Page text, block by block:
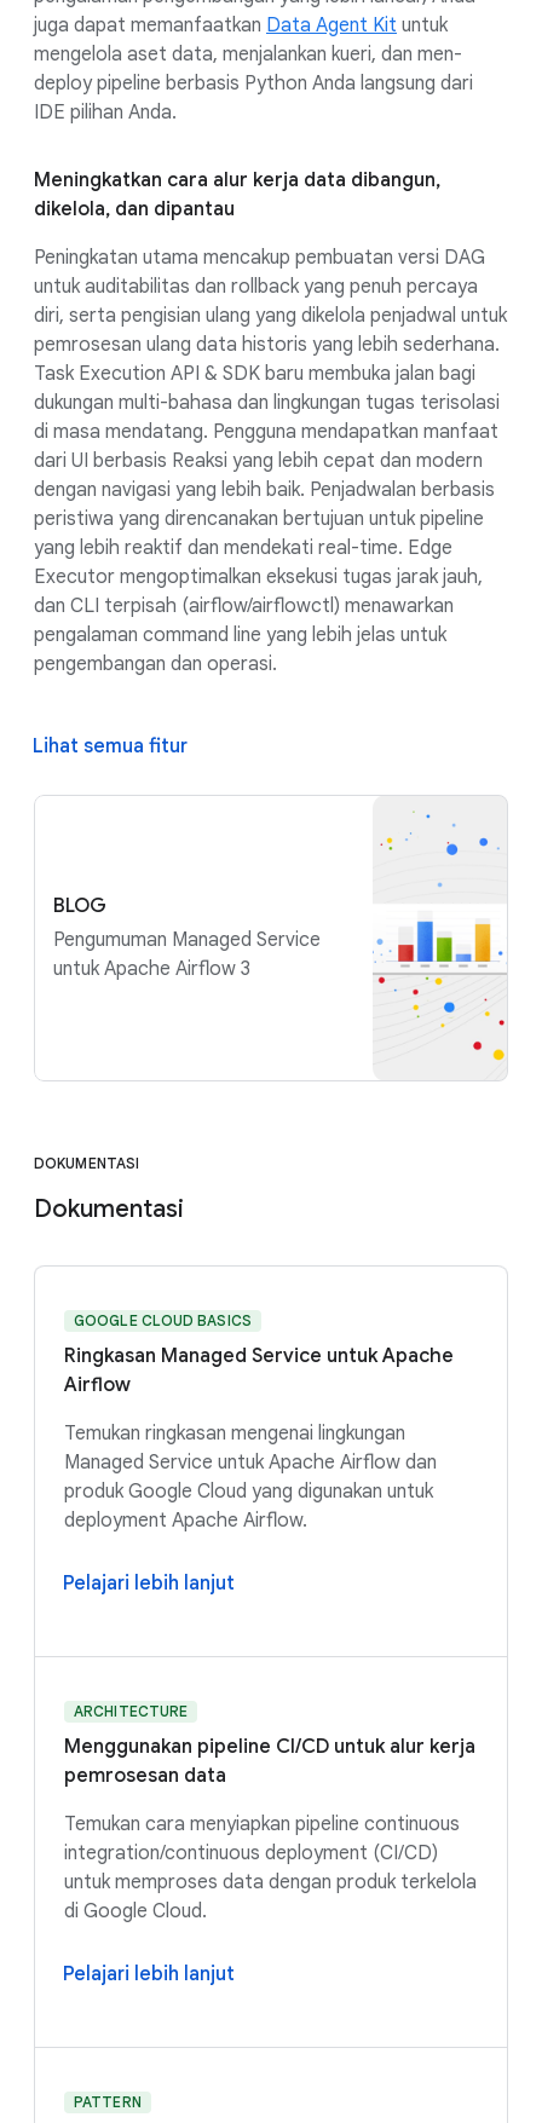
juga dapat memanfaatkan Data Agent Kit untuk
mengelola aset data, menjalankan kueri, dan men-
deploy pipeline berbasis Python Anda langsung dari
IDE pilihan Anda.
Meningkatkan cara alur kerja data dibangun,
dikelola, dan dipantau
Peningkatan utama mencakup pembuatan versi DAG
untuk auditabilitas dan rollback yang penuh percaya
diri, serta pengisian ulang yang dikelola penjadwal untuk
pemrosesan ulang data historis yang lebih sederhana.
Task Execution API & SDK baru membuka jalan bagi
dukungan multi-bahasa dan lingkungan tugas terisolasi
di masa mendatang. Pengguna mendapatkan manfaat
dari UI berbasis Reaksi yang lebih cepat dan modern
dengan navigasi yang lebih baik. Penjadwalan berbasis
peristiwa yang direncanakan bertujuan untuk pipeline
yang lebih reaktif dan mendekati real-time. Edge
Executor mengoptimalkan eksekusi tugas jarak jauh,
dan CLI terpisah (airflow/airflowctl) menawarkan
pengalaman command line yang lebih jelas untuk
pengembangan dan operasi.
Lihat semua fitur
BLOG
Pengumuman Managed Service
untuk Apache Airflow 3
DOKUMENTASI
Dokumentasi
GOOGLE CLOUD BASICS
Ringkasan Managed Service untuk Apache
Airflow
Temukan ringkasan mengenai lingkungan
Managed Service untuk Apache Airflow dan
produk Google Cloud yang digunakan untuk
deployment Apache Airflow.
Pelajari lebih lanjut
ARCHITECTURE
Menggunakan pipeline CI/CD untuk alur kerja
pemrosesan data
Temukan cara menyiapkan pipeline continuous
integration/continuous deployment (CI/CD)
untuk memproses data dengan produk terkelola
di Google Cloud.
Pelajari lebih lanjut
PATTERN